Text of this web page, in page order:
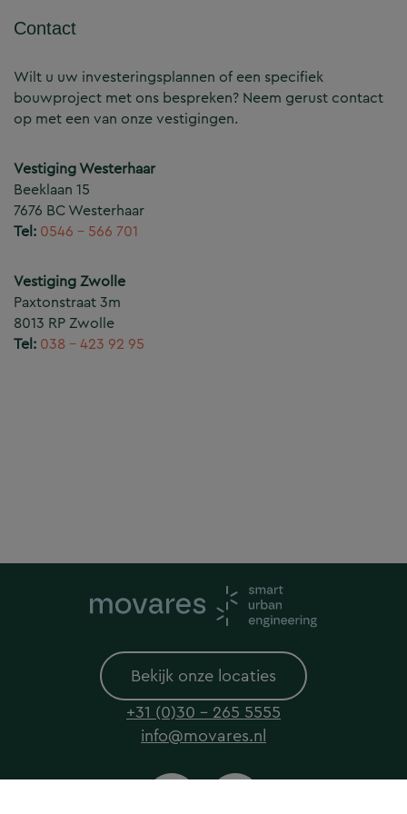
Contact
Wilt u uw investeringsplannen of een specifiek
bouwproject met ons bespreken? Neem gerust contact
op met een van onze vestigingen.
Vestiging Westerhaar
Beeklaan 15
7676 BC Westerhaar
Tel: 0546 – 566 701
Vestiging Zwolle
Paxtonstraat 3m
8013 RP Zwolle
Tel: 038 – 423 92 95
Bekijk onze locaties
+31 (0)30 - 265 5555
info@movares.nl